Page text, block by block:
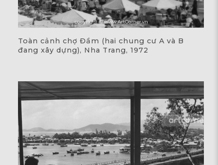
Toàn cảnh chợ Đầm (hai chung cư A và B
đang xây dựng), Nha Trang, 1972